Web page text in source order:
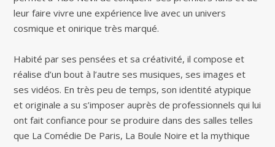
leur faire vivre une expérience live avec un univers
cosmique et onirique très marqué.
Habité par ses pensées et sa créativité, il compose et
réalise d’un bout à l’autre ses musiques, ses images et
ses vidéos. En très peu de temps, son identité atypique
et originale a su s’imposer auprès de professionnels qui lui
ont fait confiance pour se produire dans des salles telles
que La Comédie De Paris, La Boule Noire et la mythique